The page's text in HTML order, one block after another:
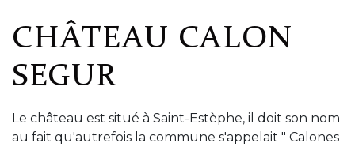
CHÂTEAU CALON
SEGUR
Le château est situé à Saint-Estèphe, il doit son nom
au fait qu'autrefois la commune s'appelait " Calones